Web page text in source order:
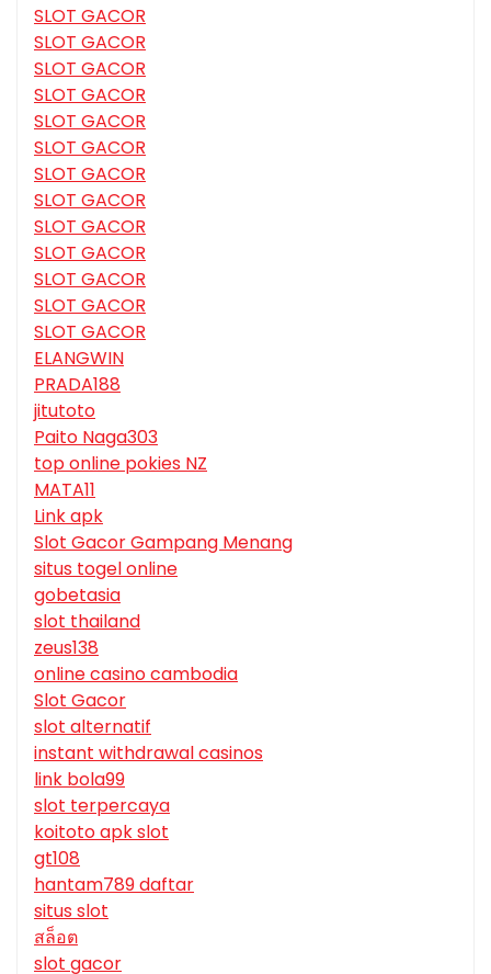
SLOT GACOR
SLOT GACOR
SLOT GACOR
SLOT GACOR
SLOT GACOR
SLOT GACOR
SLOT GACOR
SLOT GACOR
SLOT GACOR
SLOT GACOR
SLOT GACOR
SLOT GACOR
SLOT GACOR
ELANGWIN
PRADA188
jitutoto
Paito Naga303
top online pokies NZ
MATA11
Link apk
Slot Gacor Gampang Menang
situs togel online
gobetasia
slot thailand
zeus138
online casino cambodia
Slot Gacor
slot alternatif
instant withdrawal casinos
link bola99
slot terpercaya
koitoto apk slot
gt108
hantam789 daftar
situs slot
สล็อต
slot gacor